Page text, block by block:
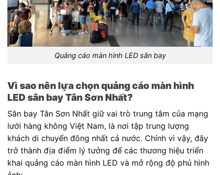
Quảng cáo màn hình LED sân bay
Vì sao nên lựa chọn quảng cáo màn hình
LED sân bay Tân Sơn Nhất?
Sân bay Tân Sơn Nhất giữ vai trò trung tâm của mạng
lưới hàng không Việt Nam, là nơi tập trung lượng
khách di chuyển đông nhất cả nước. Chính vì vậy, đây
trở thành địa điểm lý tưởng để các thương hiệu triển
khai quảng cáo màn hình LED và mở rộng độ phủ hình